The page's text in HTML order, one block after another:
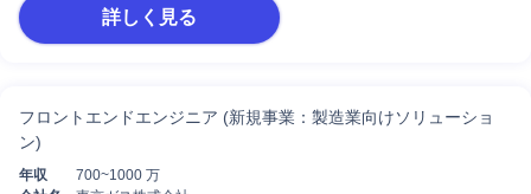
詳しく見る
フロントエンドエンジニア (新規事業：製造業向けソリューショ
ン)
年収
700~1000 万